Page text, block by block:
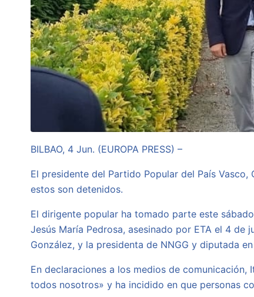
BILBAO, 4 Jun. (EUROPA PRESS) –
El presidente del Partido Popular del País
estos son detenidos.
El dirigente popular ha tomado parte este
Jesús María Pedrosa, asesinado por ETA el 4
González, y la presidenta de NNGG y diputada
En declaraciones a los medios de
todos nosotros» y ha incidido en que personas